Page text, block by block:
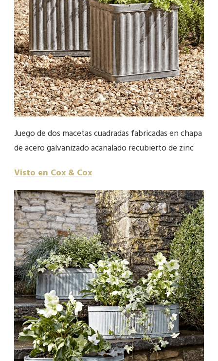
Juego de dos macetas cuadradas fabricadas en chapa
de acero galvanizado acanalado recubierto de zinc
Visto en Cox & Cox